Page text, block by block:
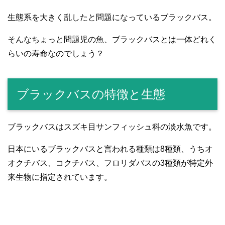
生態系を大きく乱したと問題になっているブラックバス。
そんなちょっと問題児の魚、ブラックバスとは一体どれく
らいの寿命なのでしょう？
ブラックバスの特徴と生態
ブラックバスはスズキ目サンフィッシュ科の淡水魚です。
日本にいるブラックバスと言われる種類は8種類、うちオ
オクチバス、コクチバス、フロリダバスの3種類が特定外
来生物に指定されています。